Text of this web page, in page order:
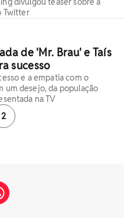
Twitter
de 'Mr. Brau' e Taís
sucesso
e a empatia com o
um desejo, da população
na TV
2